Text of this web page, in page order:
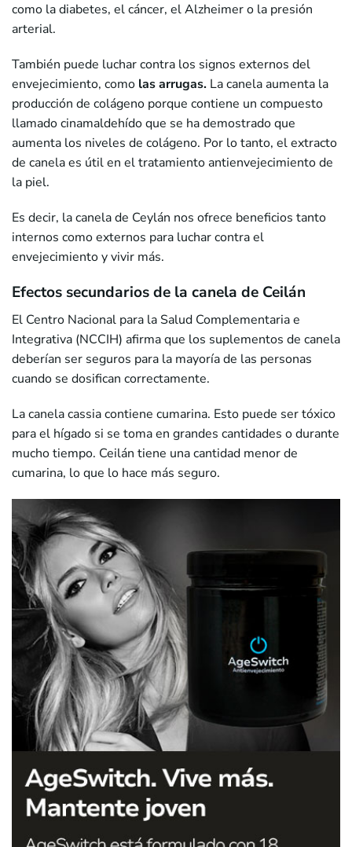
como la diabetes, el cáncer, el Alzheimer o la presión
arterial.
También puede luchar contra los signos externos del
envejecimiento, como las arrugas. La canela aumenta la
producción de colágeno porque contiene un compuesto
llamado cinamaldehído que se ha demostrado que
aumenta los niveles de colágeno. Por lo tanto, el extracto
de canela es útil en el tratamiento antienvejecimiento de
la piel.
Es decir, la canela de Ceylán nos ofrece beneficios tanto
internos como externos para luchar contra el
envejecimiento y vivir más.
Efectos secundarios de la canela de Ceilán
El Centro Nacional para la Salud Complementaria e
Integrativa (NCCIH) afirma que los suplementos de canela
deberían ser seguros para la mayoría de las personas
cuando se dosifican correctamente.
La canela cassia contiene cumarina. Esto puede ser tóxico
para el hígado si se toma en grandes cantidades o durante
mucho tiempo. Ceilán tiene una cantidad menor de
cumarina, lo que lo hace más seguro.